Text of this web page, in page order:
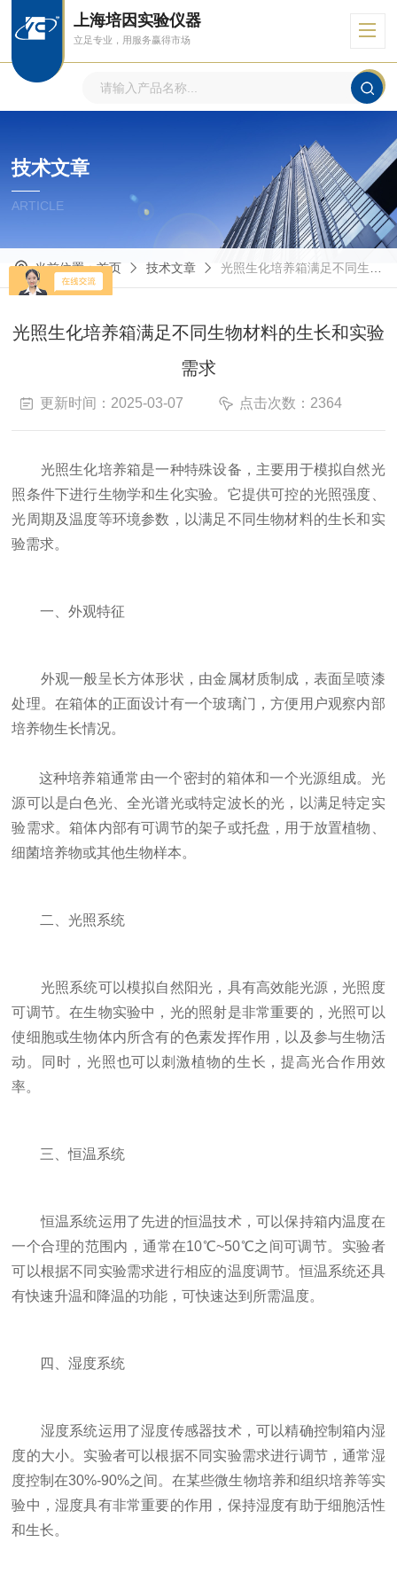
上海培因实验仪器
立足专业，用服务赢得市场
技术文章
ARTICLE
当前位置：首页 技术文章 光照生化培养箱满足不同生物材料的生长和实验需求
光照生化培养箱满足不同生物材料的生长和实验
需求
更新时间：2025-03-07 点击次数：2364
光照生化培养箱是一种特殊设备，主要用于模拟自然光
照条件下进行生物学和生化实验。它提供可控的光照强度、
光周期及温度等环境参数，以满足不同生物材料的生长和实
验需求。
一、外观特征
外观一般呈长方体形状，由金属材质制成，表面呈喷漆
处理。在箱体的正面设计有一个玻璃门，方便用户观察内部
培养物生长情况。
这种培养箱通常由一个密封的箱体和一个光源组成。光
源可以是白色光、全光谱光或特定波长的光，以满足特定实
验需求。箱体内部有可调节的架子或托盘，用于放置植物、
细菌培养物或其他生物样本。
二、光照系统
光照系统可以模拟自然阳光，具有高效能光源，光照度
可调节。在生物实验中，光的照射是非常重要的，光照可以
使细胞或生物体内所含有的色素发挥作用，以及参与生物活
动。同时，光照也可以刺激植物的生长，提高光合作用效
率。
三、恒温系统
恒温系统运用了先进的恒温技术，可以保持箱内温度在
一个合理的范围内，通常在10℃~50℃之间可调节。实验者
可以根据不同实验需求进行相应的温度调节。恒温系统还具
有快速升温和降温的功能，可快速达到所需温度。
四、湿度系统
湿度系统运用了湿度传感器技术，可以精确控制箱内湿
度的大小。实验者可以根据不同实验需求进行调节，通常湿
度控制在30%-90%之间。在某些微生物培养和组织培养等实
验中，湿度具有非常重要的作用，保持湿度有助于细胞活性
和生长。